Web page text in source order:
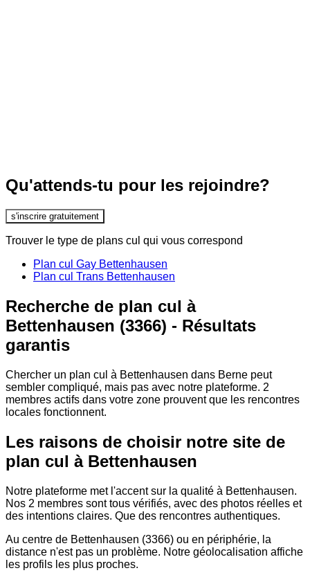
Qu'attends-tu pour les rejoindre?
s'inscrire gratuitement
Trouver le type de plans cul qui vous correspond
Plan cul Gay Bettenhausen
Plan cul Trans Bettenhausen
Recherche de plan cul à
Bettenhausen (3366) - Résultats
garantis
Chercher un plan cul à Bettenhausen dans Berne peut
sembler compliqué, mais pas avec notre plateforme. 2
membres actifs dans votre zone prouvent que les rencontres
locales fonctionnent.
Les raisons de choisir notre site de
plan cul à Bettenhausen
Notre plateforme met l'accent sur la qualité à Bettenhausen.
Nos 2 membres sont tous vérifiés, avec des photos réelles et
des intentions claires. Que des rencontres authentiques.
Au centre de Bettenhausen (3366) ou en périphérie, la
distance n'est pas un problème. Notre géolocalisation affiche
les profils les plus proches.